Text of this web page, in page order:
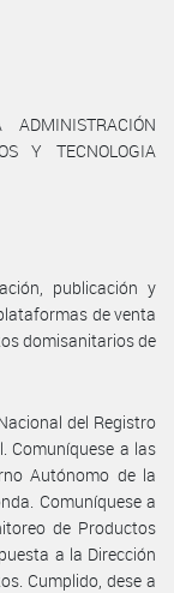
Y TECNOLOGIA
publicación y
de venta
domisanitarios de
del Registro
Comuníquese a las
Autónomo de la
Comuníquese a
de Productos
a la Dirección
Cumplido, dese a